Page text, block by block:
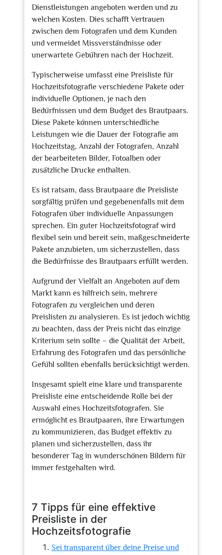
Dienstleistungen angeboten werden und zu
welchen Kosten. Dies schafft Vertrauen
zwischen dem Fotografen und dem Kunden
und vermeidet Missverständnisse oder
unerwartete Gebühren nach der Hochzeit.
Typischerweise umfasst eine Preisliste für
Hochzeitsfotografie verschiedene Pakete oder
individuelle Optionen, je nach den
Bedürfnissen und dem Budget des Brautpaars.
Diese Pakete können unterschiedliche
Leistungen wie die Dauer der Fotografie am
Hochzeitstag, Anzahl der Fotografen, Anzahl
der bearbeiteten Bilder, Fotoalben oder
zusätzliche Drucke enthalten.
Es ist ratsam, dass Brautpaare die Preisliste
sorgfältig prüfen und gegebenenfalls mit dem
Fotografen über individuelle Anpassungen
sprechen. Ein guter Hochzeitsfotograf wird
flexibel sein und bereit sein, maßgeschneiderte
Pakete anzubieten, um sicherzustellen, dass
die Bedürfnisse des Brautpaars erfüllt werden.
Aufgrund der Vielfalt an Angeboten auf dem
Markt kann es hilfreich sein, mehrere
Fotografen zu vergleichen und deren
Preislisten zu analysieren. Es ist jedoch wichtig
zu beachten, dass der Preis nicht das einzige
Kriterium sein sollte – die Qualität der Arbeit,
Erfahrung des Fotografen und das persönliche
Gefühl sollten ebenfalls berücksichtigt werden.
Insgesamt spielt eine klare und transparente
Preisliste eine entscheidende Rolle bei der
Auswahl eines Hochzeitsfotografen. Sie
ermöglicht es Brautpaaren, ihre Erwartungen
zu kommunizieren, das Budget effektiv zu
planen und sicherzustellen, dass ihr
besonderer Tag in wunderschönen Bildern für
immer festgehalten wird.
7 Tipps für eine effektive
Preisliste in der
Hochzeitsfotografie
Sei transparent über deine Preise und